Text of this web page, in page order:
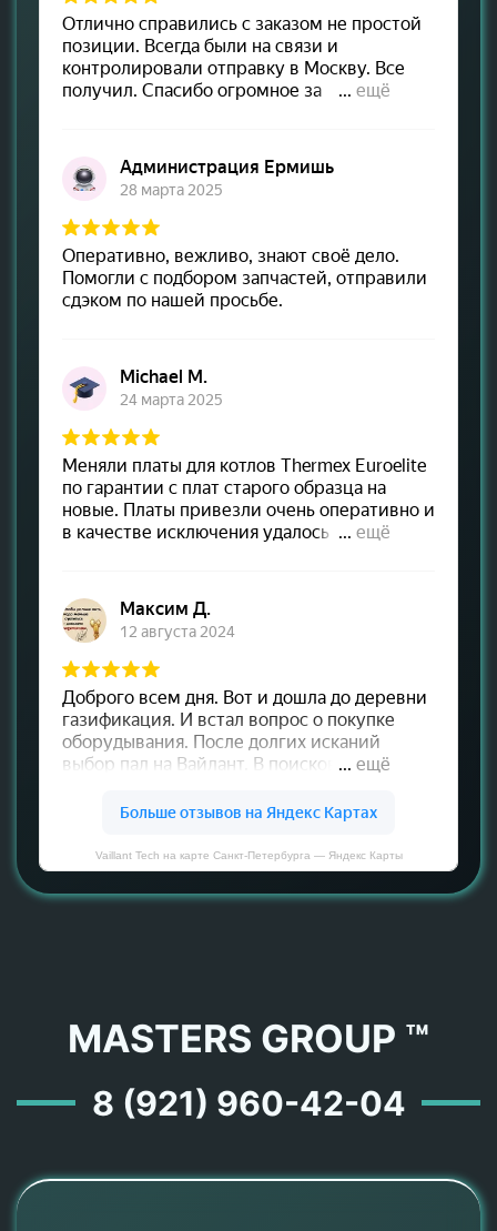
Vaillant Tech на карте Санкт‑Петербурга — Яндекс Карты
MASTERS GROUP ™
8 (921) 960-42-04